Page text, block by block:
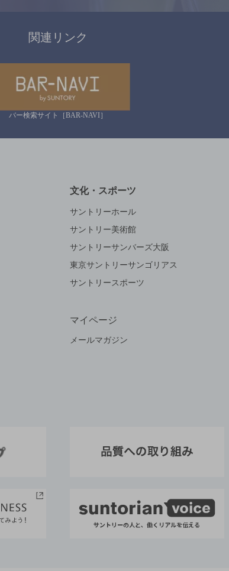
関連リンク
バー検索サイト［BAR-NAVI］
文化・スポーツ
サントリーホール
サントリー美術館
サントリーサンバーズ大阪
東京サントリーサンゴリアス
サントリースポーツ
マイページ
メールマガジン